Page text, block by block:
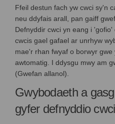
Ffeil destun fach yw cwci sy'n
neu ddyfais arall, pan gaiff
Defnyddir cwci yn eang i
cwcis gael gafael ar unrhyw
mae'r rhan fwyaf o borwyr gwe
awtomatig. I ddysgu mwy am
(Gwefan allanol).
Gwybodaeth a
gyfer defnyddio